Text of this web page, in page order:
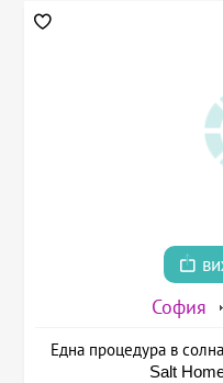
София
Една процедура в
Salt